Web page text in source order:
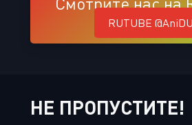
RUTUBE
НЕ ПРОПУСТИТЕ!